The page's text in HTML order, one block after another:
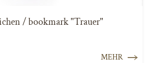
/ bookmark "Trauer"
MEHR